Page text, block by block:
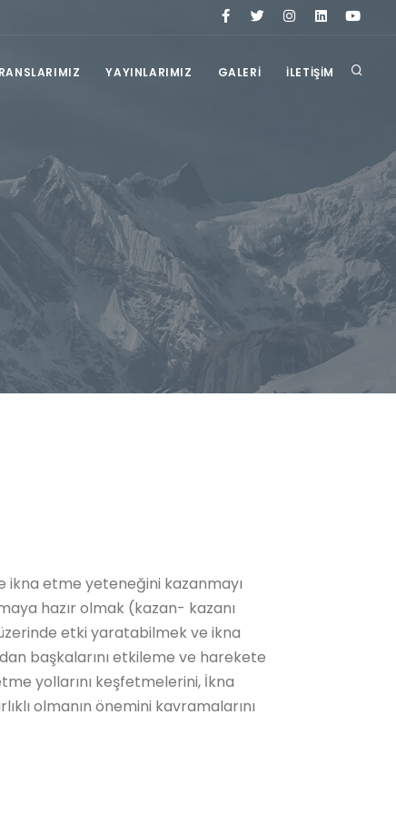
YAYINLARIMIZ GALERİ İLETİŞİM
etme yeteneğini kazanmayı
hazır olmak (kazan- kazanı
üzerinde etki yaratabilmek ve ikna
başkalarını etkileme ve harekete
yollarını keşfetmelerini, İkna
olmanın önemini kavramalarını